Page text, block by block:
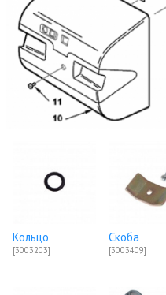
Кольцо
[3003203]
Скоба
[3003409]